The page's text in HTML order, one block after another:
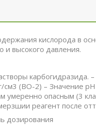
кислорода в
и высокого давления.
карбогидразида.
(ВО-2) – Значение
умеренно опасным (3
реагент после
дозирования